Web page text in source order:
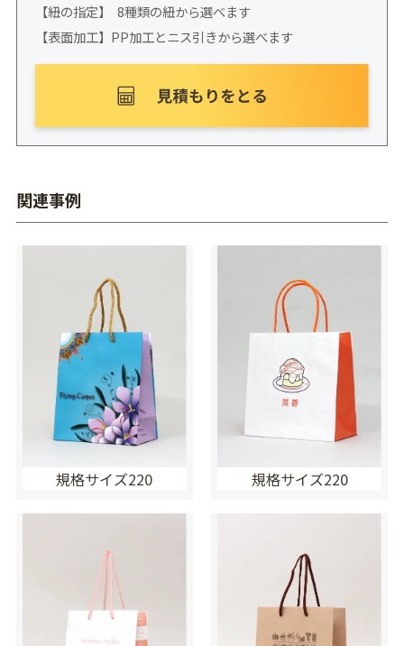
【紐の指定】 8種類の紐から選べます
【表面加工】PP加工とニス引きから選べます
関連事例
規格サイズ220 規格サイズ220